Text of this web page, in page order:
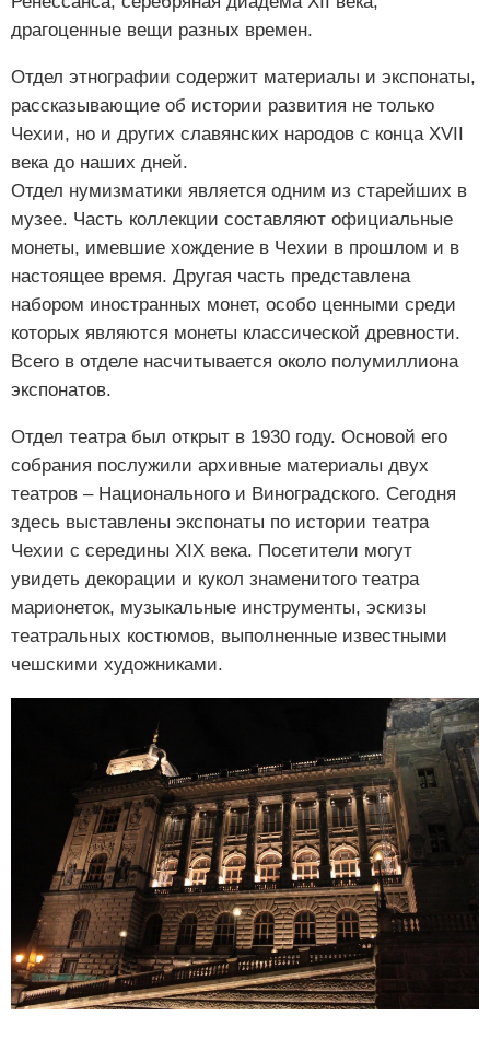
драгоценные вещи разных времен.
Отдел этнографии содержит материалы и экспонаты,
рассказывающие об истории развития не только
Чехии, но и других славянских народов с конца XVII
века до наших дней.
Отдел нумизматики является одним из старейших в
музее. Часть коллекции составляют официальные
монеты, имевшие хождение в Чехии в прошлом и в
настоящее время. Другая часть представлена
набором иностранных монет, особо ценными среди
которых являются монеты классической древности.
Всего в отделе насчитывается около полумиллиона
экспонатов.
Отдел театра был открыт в 1930 году. Основой его
собрания послужили архивные материалы двух
театров – Национального и Виноградского. Сегодня
здесь выставлены экспонаты по истории театра
Чехии с середины XIX века. Посетители могут
увидеть декорации и кукол знаменитого театра
марионеток, музыкальные инструменты, эскизы
театральных костюмов, выполненные известными
чешскими художниками.